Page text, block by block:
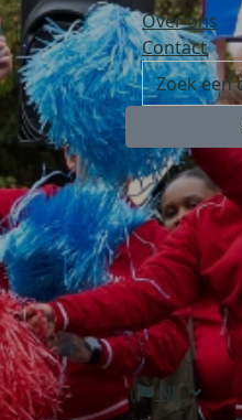
Over ons
Contact
NL